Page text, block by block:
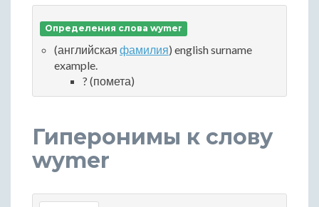
Определения слова wymer
(английская фамилия) english surname
example.
? (помета)
Гиперонимы к слову
wymer